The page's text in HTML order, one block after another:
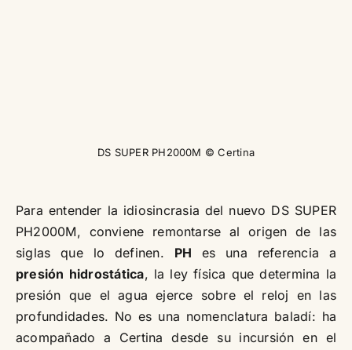
DS SUPER PH2000M © Certina
Para entender la idiosincrasia del nuevo DS SUPER
PH2000M, conviene remontarse al origen de las
siglas que lo definen. PH es una referencia a
presión hidrostática, la ley física que determina la
presión que el agua ejerce sobre el reloj en las
profundidades. No es una nomenclatura baladí: ha
acompañado a Certina desde su incursión en el